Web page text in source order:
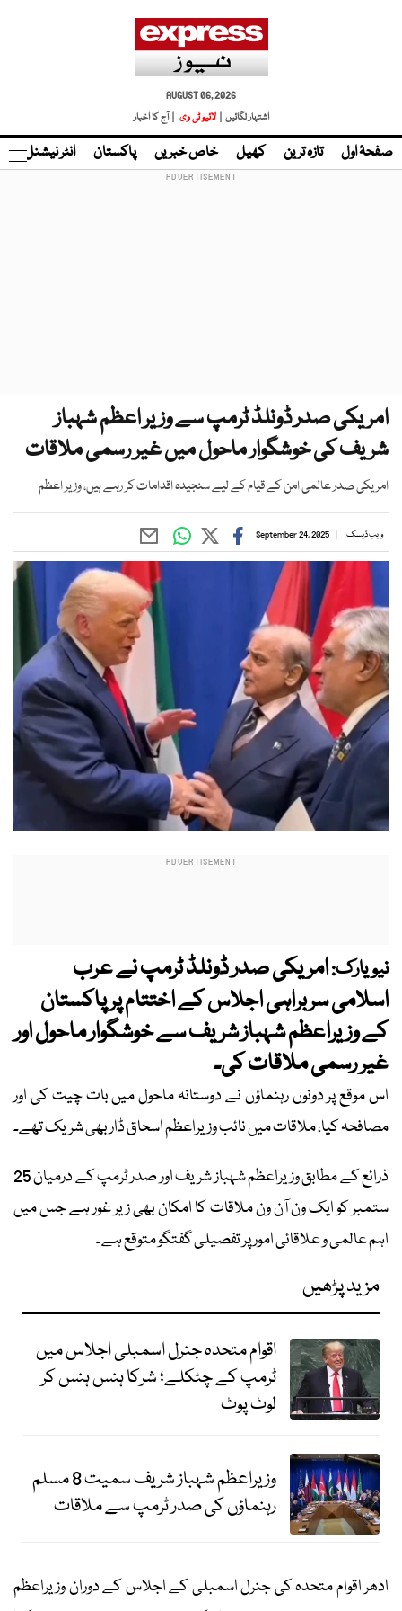
AUGUST 06, 2026
اشتہار لگائیں |
لائیو ٹی وی | آج کا اخبار
صفحۂ اول تازہ ترین کھیل خاص خبریں پاکستان انٹر نیشنل
امریکی صدر ڈونلڈ ٹرمپ سے وزیر اعظم شہباز
شریف کی خوشگوار ماحول میں غیر رسمی ملاقات
امریکی صدر عالمی امن کے قیام کے لیے سنجیدہ اقدامات کر رہے ہیں، وزیر اعظم
ویب ڈیسک September 24, 2025
نیویارک:امریکی صدر ڈونلڈ ٹرمپ نے عرب
اسلامی سربراہی اجلاس کے اختتام پر پاکستان
کے وزیراعظم شہباز شریف سے خوشگوار ماحول اور
غیر رسمی ملاقات کی۔
اس موقع پر دونوں رہنماؤں نے دوستانہ ماحول میں بات چیت کی اور
مصافحہ کیا، ملاقات میں نائب وزیراعظم اسحاق ڈار بھی شریک تھے۔
ذرائع کے مطابق وزیراعظم شہباز شریف اور صدر ٹرمپ کے درمیان 25
ستمبر کو ایک ون آن ون ملاقات کا امکان بھی زیر غور ہے جس میں
اہم عالمی و علاقائی امور پر تفصیلی گفتگو متوقع ہے۔
مزید پڑھیں
اقوام متحدہ جنرل اسمبلی اجلاس میں
ٹرمپ کے چٹکلے؛ شرکا ہنس ہنس کر
لوٹ پوٹ
وزیراعظم شہباز شریف سمیت 8 مسلم
رہنماؤں کی صدر ٹرمپ سے ملاقات
ادھر اقوام متحدہ کی جنرل اسمبلی کے اجلاس کے دوران وزیراعظم